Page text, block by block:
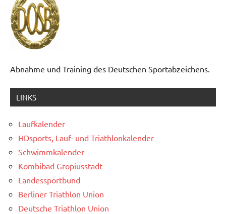
Abnahme und Training des Deutschen Sportabzeichens.
LINKS
Laufkalender
HDsports, Lauf- und Triathlonkalender
Schwimmkalender
Kombibad Gropiusstadt
Landessportbund
Berliner Triathlon Union
Deutsche Triathlon Union